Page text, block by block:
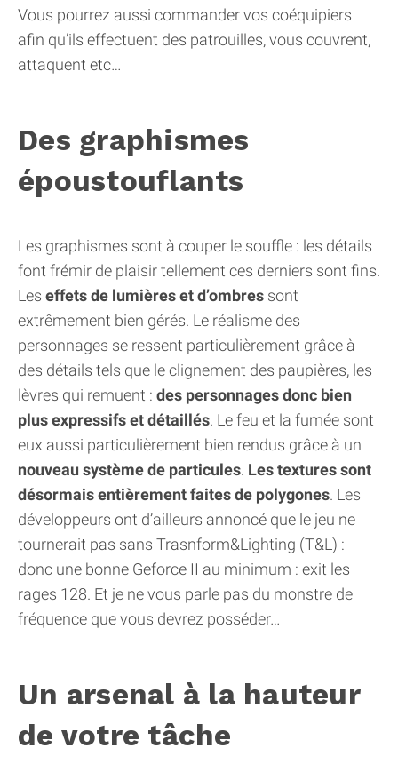
Vous pourrez aussi commander vos coéquipiers
afin qu’ils effectuent des patrouilles, vous couvrent,
attaquent etc…
Des graphismes
époustouflants
Les graphismes sont à couper le souffle : les détails
font frémir de plaisir tellement ces derniers sont fins.
Les effets de lumières et d’ombres sont
extrêmement bien gérés. Le réalisme des
personnages se ressent particulièrement grâce à
des détails tels que le clignement des paupières, les
lèvres qui remuent : des personnages donc bien
plus expressifs et détaillés. Le feu et la fumée sont
eux aussi particulièrement bien rendus grâce à un
nouveau système de particules. Les textures sont
désormais entièrement faites de polygones. Les
développeurs ont d’ailleurs annoncé que le jeu ne
tournerait pas sans Trasnform&Lighting (T&L) :
donc une bonne Geforce II au minimum : exit les
rages 128. Et je ne vous parle pas du monstre de
fréquence que vous devrez posséder…
Un arsenal à la hauteur
de votre tâche